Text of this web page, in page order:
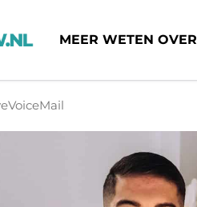
MEER WETEN OVER